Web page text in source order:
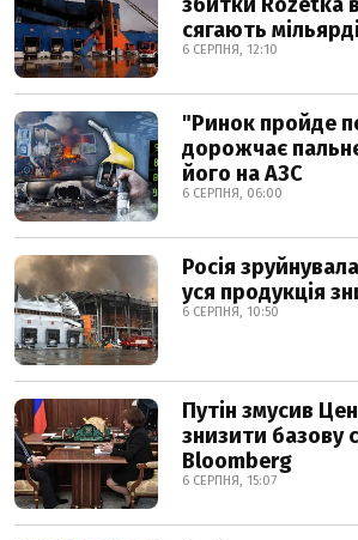
сягають
6 СЕРПНЯ, 12:10
"Ринок пройде
дорожчає
його на АЗС
6 СЕРПНЯ, 06:00
Росія
уся продукція
6 СЕРПНЯ, 10:50
Путін змусив
знизити базову
Bloomberg
6 СЕРПНЯ, 15:07